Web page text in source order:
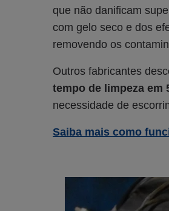
que não danificam
com gelo seco e dos
removendo os
Outros fabricantes
tempo de limpeza em
necessidade de
Saiba mais como